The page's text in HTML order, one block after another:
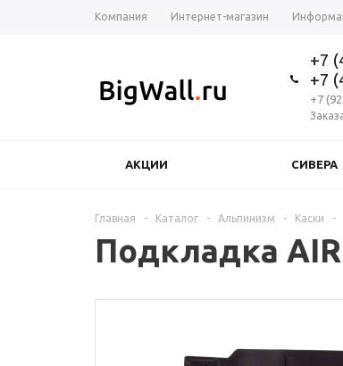
Компания Интернет-магазин
+7
+7
+7
АКЦИИ СИВЕРА
Главная - Каталог - Альпинизм - Каски -
Подкладка AIR